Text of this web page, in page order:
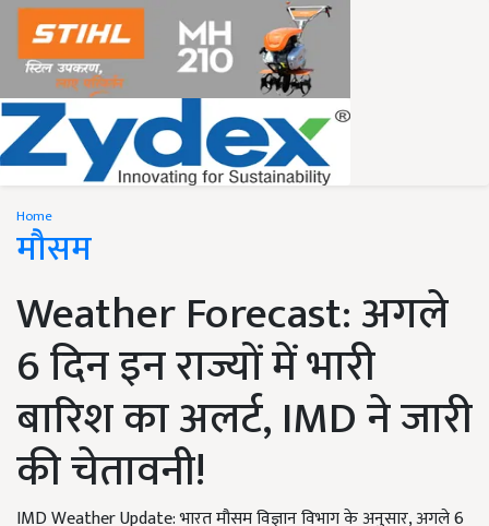
Home
मौसम
Weather Forecast: अगले
6 दिन इन राज्यों में भारी
बारिश का अलर्ट, IMD ने जारी
की चेतावनी!
IMD Weather Update: भारत मौसम विज्ञान विभाग के अनुसार, अगले 6